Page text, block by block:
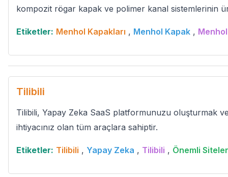
kompozit rögar kapak ve polimer kanal sistemlerinin
Etiketler: Menhol Kapakları , Menhol Kapak ,
Tilibili
Tilibili, Yapay Zeka SaaS platformunuzu oluşturmak
ihtiyacınız olan tüm araçlara sahiptir.
Etiketler: Tilibili , Yapay Zeka , Tilibili , Önemli Siteler